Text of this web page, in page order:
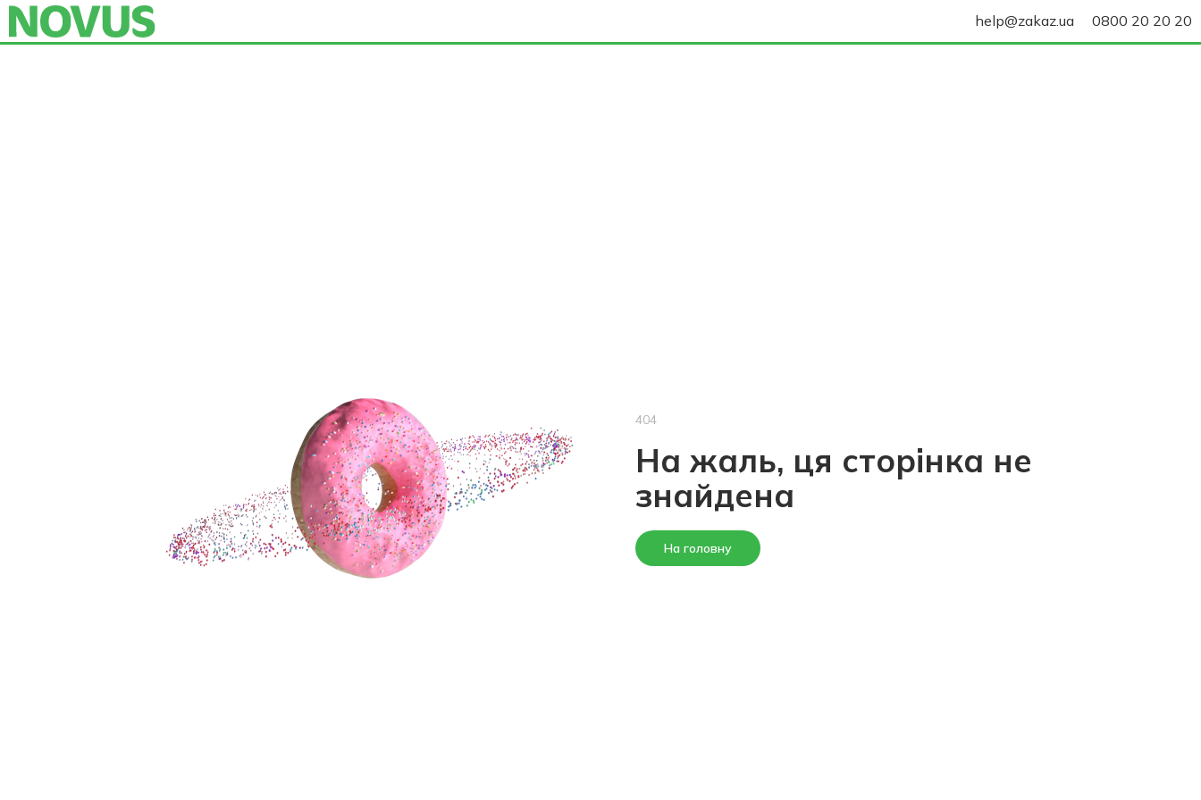
help@zakaz.ua 0800 20 20 20
404
На жаль, ця сторінка не
знайдена
На головну